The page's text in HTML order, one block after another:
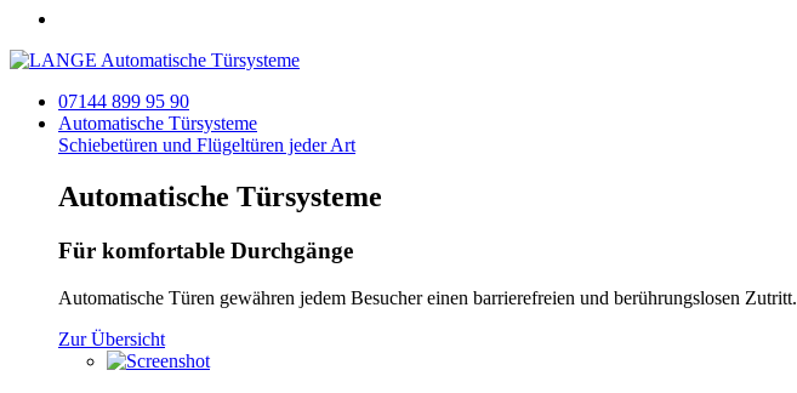
07144 899 95 90
Automatische Türsysteme
Schiebetüren und Flügeltüren jeder Art
Automatische Türsysteme
Für komfortable Durchgänge
Automatische Türen gewähren jedem Besucher einen barrierefreien und berührungslosen Zutritt.
Zur Übersicht